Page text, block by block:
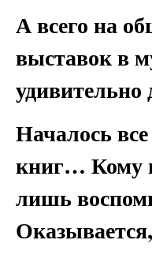
А всего на
выставок в
Началось
книг… Кому
лишь